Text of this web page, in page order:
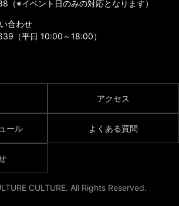
（※イベント日のみの対応となります）
合わせ
（平日 10:00～18:00）
アクセス
ール よくある質問
CULTURE. All Rights Reserved.